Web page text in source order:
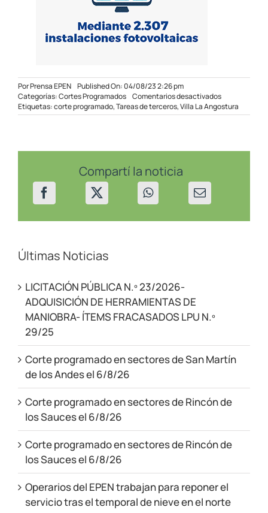
PorPrensa EPEN Published On: 04/08/23 2:26 pm
Categorías:Cortes Programados Comentarios desactivadosen
Corte
programado
Etiquetas:corte programado,Tareas de terceros,Villa La Angostura
Compartí la noticia
Últimas Noticias
LICITACIÓN PÚBLICA N.º 23/2026-
ADQUISICIÓN DE HERRAMIENTAS DE
MANIOBRA- ÍTEMS FRACASADOS LPU N.º
29/25
Corte programado en sectores de San Martín
de los Andes el 6/8/26
Corte programado en sectores de Rincón de
los Sauces el 6/8/26
Corte programado en sectores de Rincón de
los Sauces el 6/8/26
Operarios del EPEN trabajan para reponer el
servicio tras el temporal de nieve en el norte